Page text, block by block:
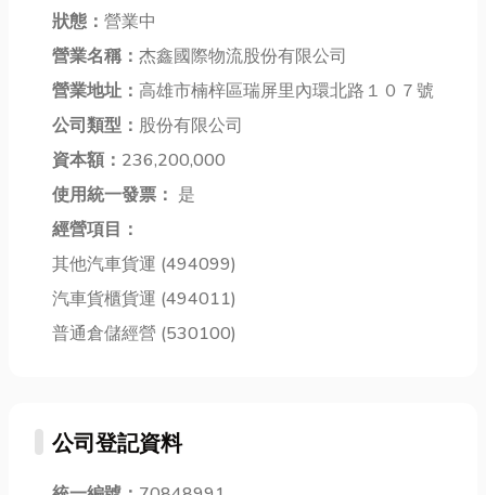
地區，不論是
管線堵塞，還
是新大樓的分
路水管油垢堆
通」幾乎是每
個家庭都會
遇...
不過別擔心！
在充滿人情味
的台中，有許
的家電維修團
隊，隨時準備
薄薄的膜，卻
狀態： 營業中
營業名稱： 杰鑫國際物流股份有限公司
營業地址： 高雄市楠梓區瑞屏里內環北路１０７號
公司類型： 股份有限公司
資本額： 236,200,000
使用統一發票： 是
經營項目：
其他汽車貨運 (494099)
汽車貨櫃貨運 (494011)
普通倉儲經營 (530100)
公司登記資料